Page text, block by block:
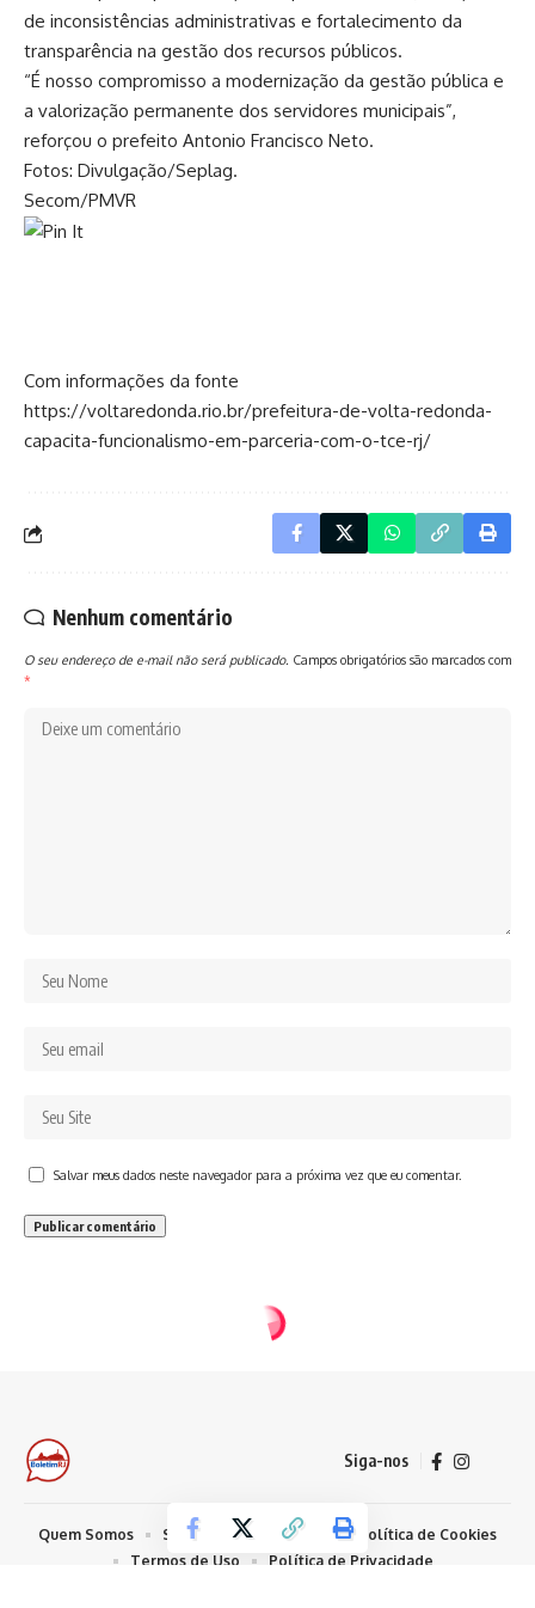
de inconsistências administrativas e fortalecimento da
transparência na gestão dos recursos públicos.
“É nosso compromisso a modernização da gestão pública e
a valorização permanente dos servidores municipais”,
reforçou o prefeito Antonio Francisco Neto.
Fotos: Divulgação/Seplag.
Secom/PMVR
Com informações da fonte
https://voltaredonda.rio.br/prefeitura-de-volta-redonda-
capacita-funcionalismo-em-parceria-com-o-tce-rj/
Nenhum comentário
O seu endereço de e-mail não será publicado. Campos obrigatórios são marcados com
*
Salvar meus dados neste navegador para a próxima vez que eu comentar.
Siga-nos
Quem Somos Sobre Nosso Conteúdo
Política de Cookies
Termos de Uso
Política de Privacidade